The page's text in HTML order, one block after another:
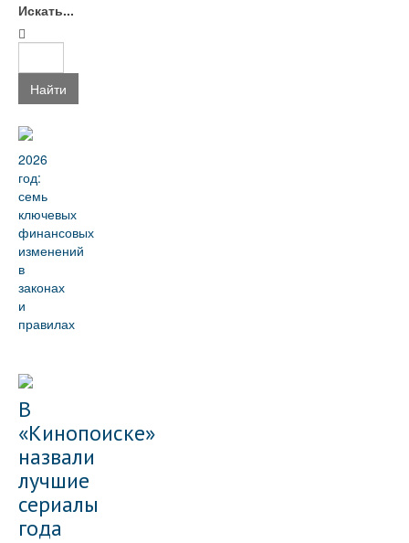
Искать...
Найти
2026
год:
семь
ключевых
финансовых
изменений
в
законах
и
правилах
В
«Кинопоиске»
назвали
лучшие
сериалы
года